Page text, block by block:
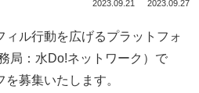
2023.09.27
2023.09.21
ル行動を広げるプラットフォ
局：水Do!ネットワーク）で
募集いたします。